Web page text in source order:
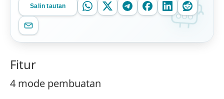
Salin tautan
Fitur
4 mode pembuatan